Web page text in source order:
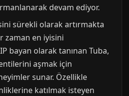
devam ediyor.
sürekli olarak artırmakta
zaman en iyisini
bayan olarak tanınan Tuba,
aşmak için
sunar. Özellikle
katılmak isteyen